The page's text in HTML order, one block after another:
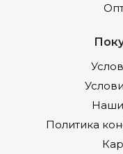
Наши
Политика